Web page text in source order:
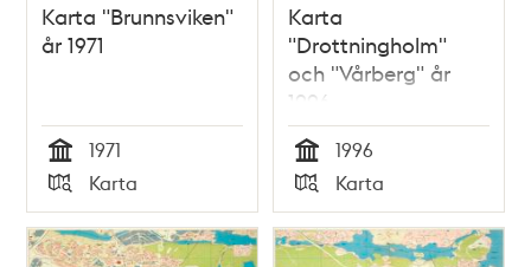
Karta "Brunnsviken"
år 1971
Tid
1971
Typ
Karta
Karta
"Drottningholm"
och "Vårberg" år
1996
Tid
1996
Typ
Karta